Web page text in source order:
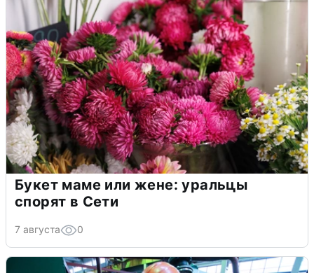
Букет маме или жене: уральцы
спорят в Сети
7 августа 0